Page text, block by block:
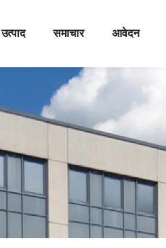
उत्पाद समाचार आवेदन